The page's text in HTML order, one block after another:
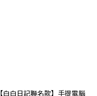
【白白日記聯名款】手提電腦